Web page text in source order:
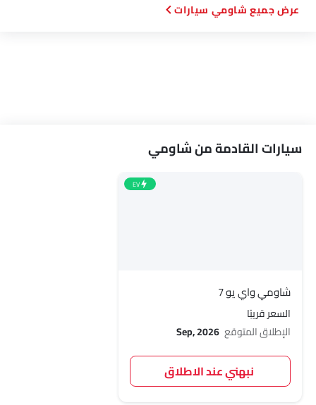
شاومي سيارات
سيارات القادمة من شاومي
EV
شاومي واي يو 7
السعر قريبًا
الإطلاق المتوقع Sep, 2026
نبهني عند الاطلاق